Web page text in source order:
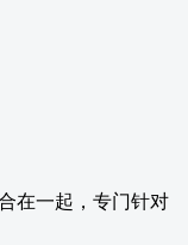
在一起，专门针对